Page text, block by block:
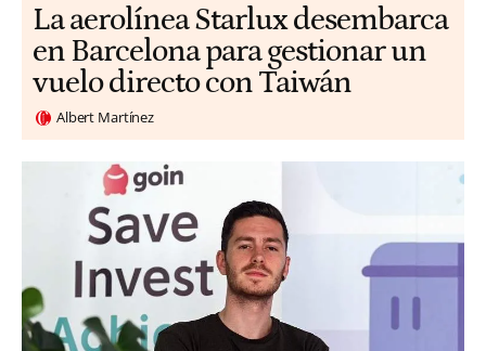
La aerolínea Starlux desembarca
en Barcelona para gestionar un
vuelo directo con Taiwán
Albert Martínez